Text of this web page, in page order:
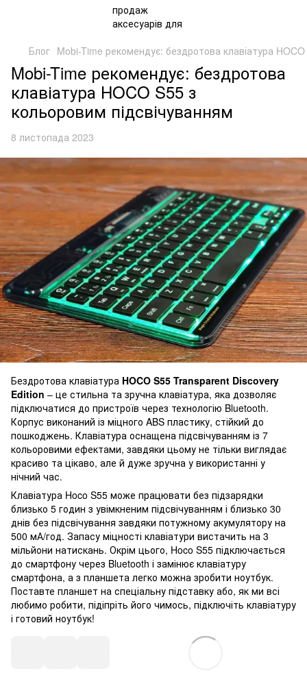
Блог Mobi-Time рекомендує: бездротова клавіатура
Mobi-Time рекомендує: бездротова
клавіатура HOCO S55 з
кольоровим підсвічуванням
8 листопада 2023
Бездротова клавіатура HOCO S55 Transparent Discovery
Edition – це стильна та зручна клавіатура, яка дозволяє
підключатися до пристроїв через технологію Bluetooth.
Корпус виконаний із міцного ABS пластику, стійкий до
пошкоджень. Клавіатура оснащена підсвічуванням із 7
кольоровими ефектами, завдяки цьому не тільки виглядає
красиво та цікаво, але й дуже зручна у використанні у
нічний час.
Клавіатура Hoco S55 може працювати без підзарядки
близько 5 годин з увімкненим підсвічуванням і близько 30
днів без підсвічування завдяки потужному акумулятору на
500 мА/год. Запасу міцності клавіатури вистачить на 3
мільйони натискань. Окрім цього, Hoco S55 підключається
до смартфону через Bluetooth і замінює клавіатуру
смартфона, а з планшета легко можна зробити ноутбук.
Поставте планшет на спеціальну підставку або, як ми всі
любимо робити, підіпріть його чимось, підключіть клавіатуру
і готовий ноутбук!